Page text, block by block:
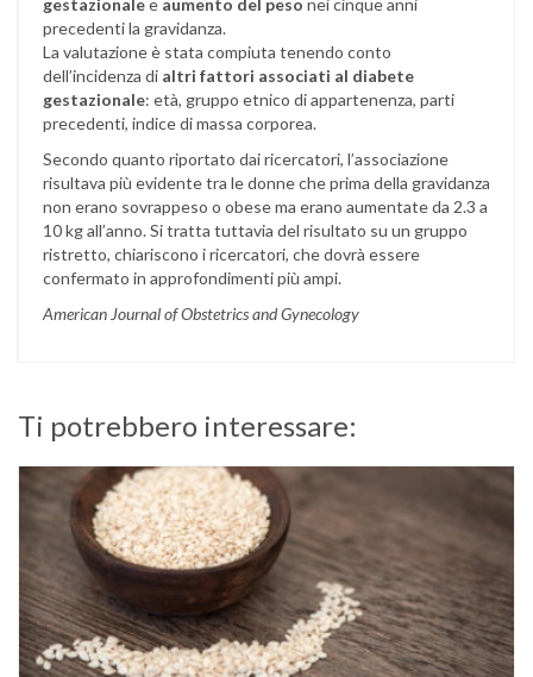
gestazionalee aumento del peso nei cinque anni
precedenti la gravidanza.
La valutazione è stata compiuta tenendo conto
dell’incidenza di altri fattori associati al diabete
gestazionale: età, gruppo etnico di appartenenza, parti
precedenti, indice di massa corporea.
Secondo quanto riportato dai ricercatori, l’associazione
risultava più evidente tra le donne che prima della gravidanza
non erano sovrappeso o obese ma erano aumentate da 2.3 a
10 kg all’anno. Si tratta tuttavia del risultato su un gruppo
ristretto, chiariscono i ricercatori, che dovrà essere
confermato in approfondimenti più ampi.
American Journal of Obstetrics and Gynecology
Ti potrebbero interessare: